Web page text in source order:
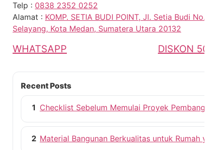
Telp : 0838 2352 0252
Alamat : KOMP. SETIA BUDI POINT, Jl. Setia Budi
Selayang, Kota Medan, Sumatera Utara 20132
WHATSAPP DISKON 50%
Recent Posts
1 Checklist Sebelum Memulai Proyek
2 Material Bangunan Berkualitas untuk Rumah